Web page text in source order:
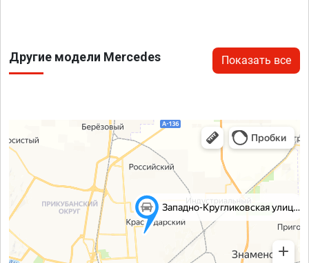
Другие модели Mercedes Показать все